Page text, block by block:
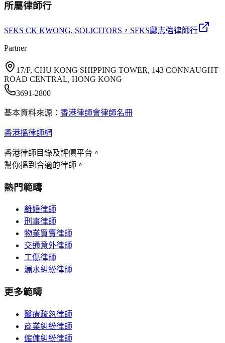
所屬律師行
SFKS CK KWONG, SOLICITORS ，SFKS鄺志強律師行
Partner
17/F, CHU KONG SHIPPING TOWER, 143 CONNAUGHT
ROAD CENTRAL, HONG KONG
3691-2800
基本資料來源： 香港律師會律師名冊
香港搵律師網
香港律師目錄及評價平台。
幫你搵到合適的律師。
熱門範疇
離婚律師
刑事律師
物業買賣律師
交通意外律師
工傷律師
漏水糾紛律師
更多範疇
醫療疏忽律師
商業糾紛律師
僱傭糾紛律師